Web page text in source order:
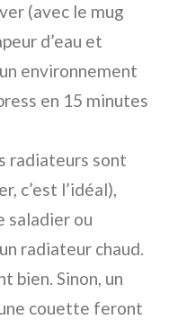
(avec le mug
d’eau et
environnement
en 15 minutes
radiateurs sont
c’est l’idéal),
saladier ou
radiateur chaud.
bien. Sinon, un
couette feront